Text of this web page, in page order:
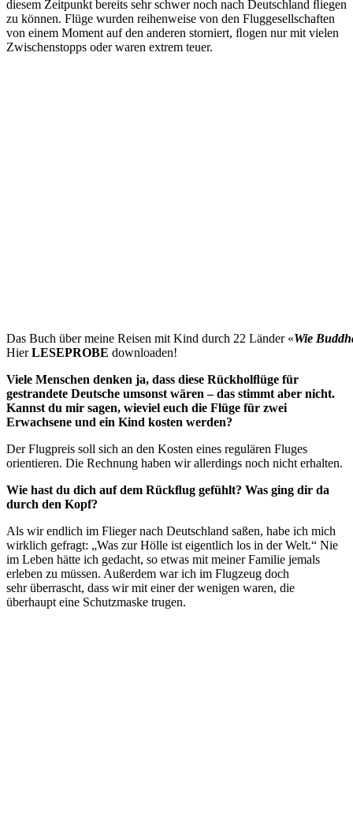
diesem Zeitpunkt bereits sehr schwer noch nach Deutschland ﬂiegen
zu können. Flüge wurden reihenweise von den Fluggesellschaften
von einem Moment auf den anderen storniert, ﬂogen nur mit vielen
Zwischenstopps oder waren extrem teuer.
Das Buch über meine Reisen mit Kind durch 22 Länder «Wie
HierLESEPROBE downloaden!
Viele Menschen denken ja, dass diese Rückholﬂüge für
gestrandete Deutsche umsonst wären – das stimmt aber nicht.
Kannst du mir sagen, wieviel euch die Flüge für zwei
Erwachsene und ein Kind kosten werden?
Der Flugpreis soll sich an den Kosten eines regulären Fluges
orientieren. Die Rechnung haben wir allerdings noch nicht erhalten.
Wie hast du dich auf dem Rückﬂug gefühlt? Was ging dir da
durch den Kopf?
Als wir endlich im Flieger nach Deutschland saßen, habe ich mich
wirklich gefragt: „Was zur Hölle ist eigentlich los in der Welt.“ Nie
im Leben hätte ich gedacht, so etwas mit meiner Familie jemals
erleben zu müssen. Außerdem war ich im Flugzeug doch
sehr überrascht, dass wir mit einer der wenigen waren, die
überhaupt eine Schutzmaske trugen.